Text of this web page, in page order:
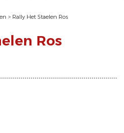
> Rally Het Staelen Ros
Ros